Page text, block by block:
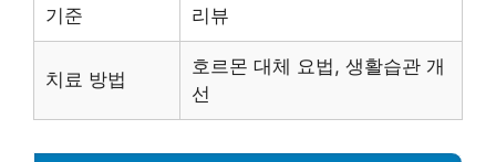
기준
리뷰
치료 방법
호르몬 대체 요법, 생활습관 개
선